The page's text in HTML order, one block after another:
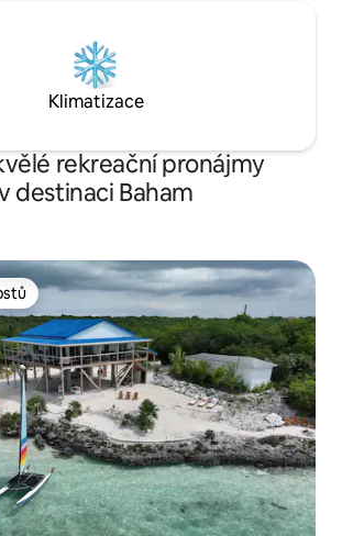
Klimatizace
rekreační pronájmy
destinaci Baham
Oblíbené u hostů